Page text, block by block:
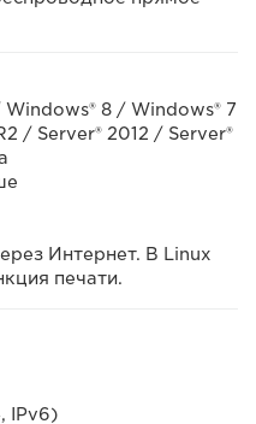
8 / Windows® 7
/ Server® 2012 / Server®
Интернет. В Linux
печати.
IPv6)